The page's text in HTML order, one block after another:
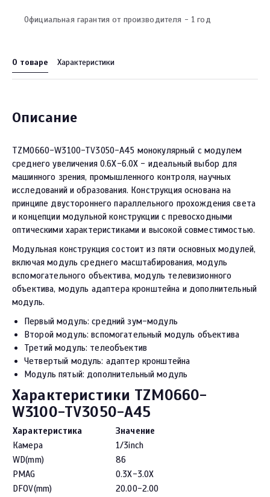
Официальная гарантия от производителя - 1 год
О товаре Характеристики
Описание
TZM0660-W3100-TV3050-A45 монокулярный с модулем
среднего увеличения 0.6X-6.0X - идеальный выбор для
машинного зрения, промышленного контроля, научных
исследований и образования. Конструкция основана на
принципе двустороннего параллельного прохождения света
и концепции модульной конструкции с превосходными
оптическими характеристиками и высокой совместимостью.
Модульная конструкция состоит из пяти основных модулей,
включая модуль среднего масштабирования, модуль
вспомогательного объектива, модуль телевизионного
объектива, модуль адаптера кронштейна и дополнительный
модуль.
Первый модуль: средний зум-модуль
Второй модуль: вспомогательный модуль объектива
Третий модуль: телеобъектив
Четвертый модуль: адаптер кронштейна
Модуль пятый: дополнительный модуль
Характеристики TZM0660-
W3100-TV3050-A45
Характеристика
Значение
Камера
1/3inch
WD(mm)
86
PMAG
0.3X-3.0X
DFOV(mm)
20.00-2.00